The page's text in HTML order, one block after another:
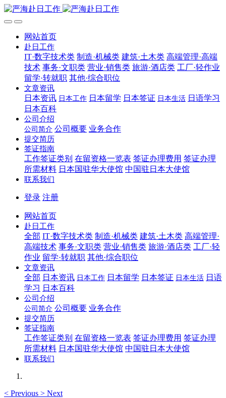
网站首页
赴日工作
IT·数字技术类 制造·机械类 建筑·土木类 高端管理·高端
技术 事务·文职类 营业·销售类 旅游·酒店类 工厂·轻作业
留学·转就职 其他·综合职位
文章资讯
日本资讯 日本工作 日本留学 日本签证 日本生活 日语学习
日本百科
公司介绍
公司简介 公司概要 业务合作
提交简历
签证指南
工作签证类别 在留资格一览表 签证办理费用 签证办理
所需材料 日本国驻华大使馆 中国驻日本大使馆
联系我们
登录 注册
网站首页
赴日工作
全部 IT·数字技术类 制造·机械类 建筑·土木类 高端管理·
高端技术 事务·文职类 营业·销售类 旅游·酒店类 工厂·轻
作业 留学·转就职 其他·综合职位
文章资讯
全部 日本资讯 日本工作 日本留学 日本签证 日本生活 日语
学习 日本百科
公司介绍
公司简介 公司概要 业务合作
提交简历
签证指南
工作签证类别 在留资格一览表 签证办理费用 签证办理
所需材料 日本国驻华大使馆 中国驻日本大使馆
联系我们
< Previous > Next